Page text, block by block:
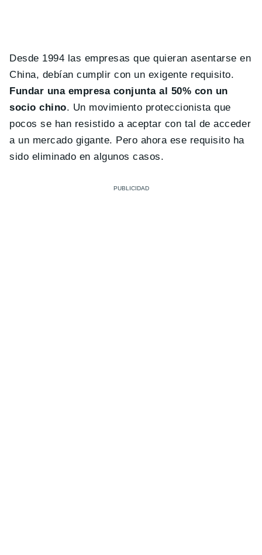
Desde 1994 las empresas que quieran asentarse en
China, debían cumplir con un exigente requisito.
Fundar una empresa conjunta al 50% con un
socio chino. Un movimiento proteccionista que
pocos se han resistido a aceptar con tal de acceder
a un mercado gigante. Pero ahora ese requisito ha
sido eliminado en algunos casos.